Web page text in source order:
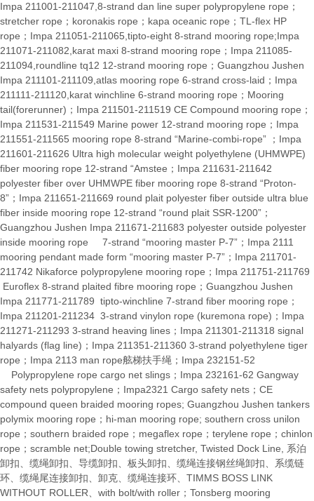
Impa 211001-211047,8-strand dan line super polypropylene rope；
stretcher rope；koronakis rope；kapa oceanic rope；TL-flex HP
rope；Impa 211051-211065,tipto-eight 8-strand mooring rope;Impa
211071-211082,karat maxi 8-strand mooring rope；Impa 211085-
211094,roundline tq12 12-strand mooring rope；Guangzhou Jushen
Impa 211101-211109,atlas mooring rope 6-strand cross-laid；Impa
211111-211120,karat winchline 6-strand mooring rope；Mooring
tail(forerunner)；Impa 211501-211519 CE Compound mooring rope；
Impa 211531-211549 Marine power 12-strand mooring rope；Impa
211551-211565 mooring rope 8-strand “Marine-combi-rope” ；Impa
211601-211626 Ultra high molecular weight polyethylene (UHMWPE)
fiber mooring rope 12-strand “Amstee；Impa 211631-211642
polyester fiber over UHMWPE fiber mooring rope 8-strand “Proton-
8”；Impa 211651-211669 round plait polyester fiber outside ultra blue
fiber inside mooring rope 12-strand “round plait SSR-1200”；
Guangzhou Jushen Impa 211671-211683 polyester outside polyester
inside mooring rope 7-strand “mooring master P-7”；Impa 2111
mooring pendant made form “mooring master P-7”；Impa 211701-
211742 Nikaforce polypropylene mooring rope；Impa 211751-211769
Euroflex 8-strand plaited fibre mooring rope；Guangzhou Jushen
Impa 211771-211789 tipto-winchline 7-strand fiber mooring rope；
Impa 211201-211234 3-strand vinylon rope (kuremona rope)；Impa
211271-211293 3-strand heaving lines；Impa 211301-211318 signal
halyards (flag line)；Impa 211351-211360 3-strand polyethylene tiger
rope；Impa 2113 man rope舷梯扶手绳；Impa 232151-52
Polypropylene rope cargo net slings；Impa 232161-62 Gangway
safety nets polypropylene；Impa2321 Cargo safety nets；CE
compound queen braided mooring ropes; Guangzhou Jushen tankers
polymix mooring rope；hi-man mooring rope; southern cross unilon
rope；southern braided rope；megaflex rope；terylene rope；chinlon
rope；scramble net;Double towing stretcher, Twisted Dock Line, 系泊
卸扣、缆绳卸扣、导缆卸扣、板头卸扣、缆绳连接钢丝绳卸扣、系缆链
环、缆绳尾连接卸扣、卸克、缆绳连接环、TIMMS BOSS LINK
WITHOUT ROLLER、with bolt/with roller；Tonsberg mooring